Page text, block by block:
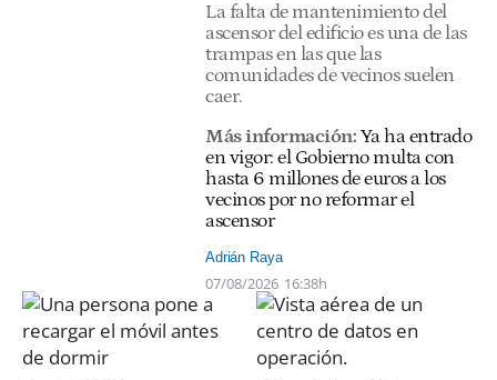
La falta de mantenimiento del
ascensor del edificio es una de las
trampas en las que las
comunidades de vecinos suelen
caer.
Más información: Ya ha entrado
en vigor: el Gobierno multa con
hasta 6 millones de euros a los
vecinos por no reformar el
ascensor
Adrián Raya
07/08/2026 16:38h